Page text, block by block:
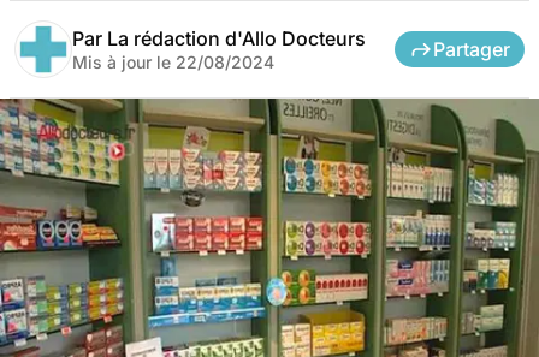
Par La rédaction d'Allo Docteurs
Mis à jour le 22/08/2024
Partager